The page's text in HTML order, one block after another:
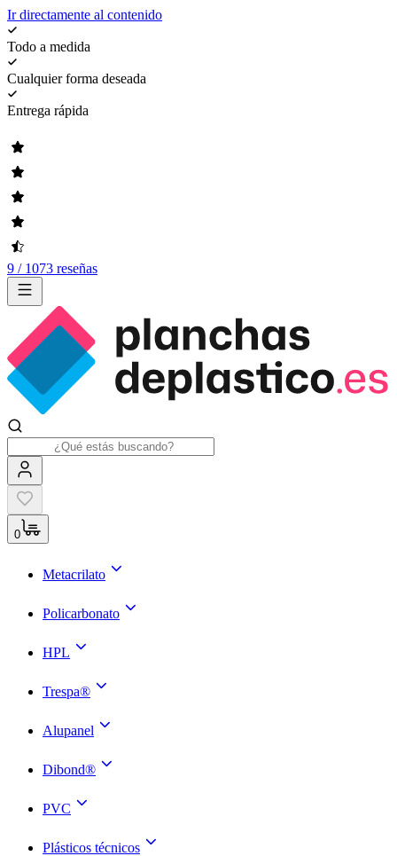
Ir directamente al contenido
Todo a medida
Cualquier forma deseada
Entrega rápida
9 / 1073 reseñas
0
Metacrilato
Policarbonato
HPL
Trespa®
Alupanel
Dibond®
PVC
Plásticos técnicos